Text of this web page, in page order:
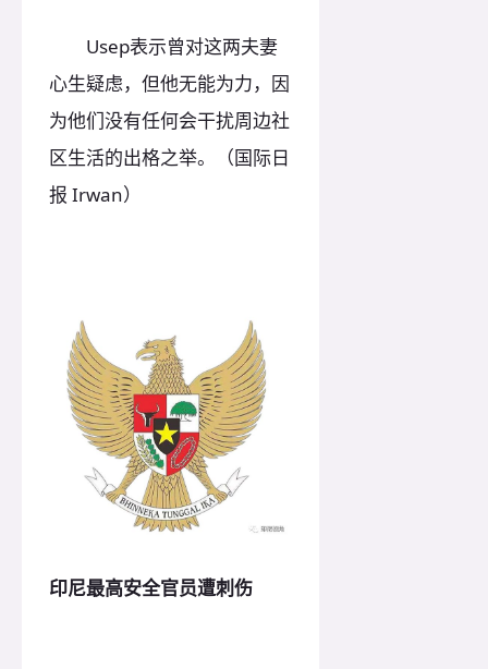
Usep表示曾对这两夫妻
心生疑虑，但他无能为力，因
为他们没有任何会干扰周边社
区生活的出格之举。（国际日
报 Irwan）
印尼最高安全官员遭刺伤